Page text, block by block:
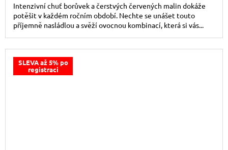
Intenzivní chuť borůvek a čerstvých červených malin dokáže
potěšit v každém ročním období. Nechte se unášet touto
příjemně nasládlou a svěží ovocnou kombinací, která si vás...
SLEVA až 5% po
registraci